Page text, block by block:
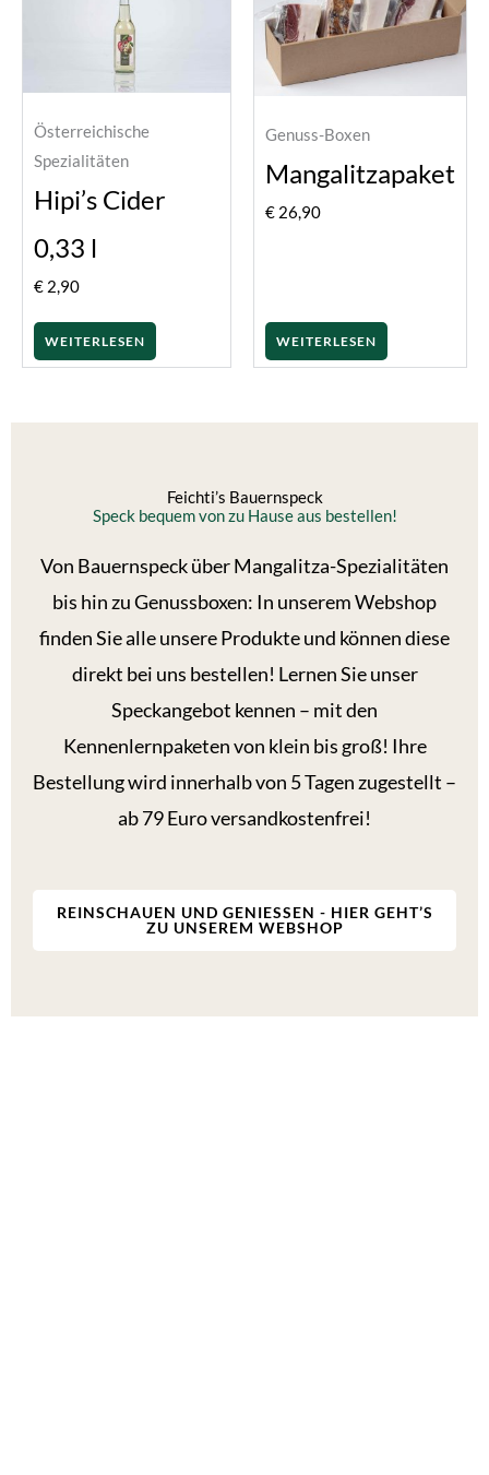
Österreichische
Spezialitäten
Hipi’s Cider
0,33 l
€ 2,90
WEITERLESEN
Genuss-Boxen
Mangalitzapaket
€ 26,90
WEITERLESEN
Feichti’s Bauernspeck
Speck bequem von zu Hause aus bestellen!
Von Bauernspeck über Mangalitza-Spezialitäten
bis hin zu Genussboxen: In unserem Webshop
finden Sie alle unsere Produkte und können diese
direkt bei uns bestellen! Lernen Sie unser
Speckangebot kennen – mit den
Kennenlernpaketen von klein bis groß! Ihre
Bestellung wird innerhalb von 5 Tagen zugestellt –
ab 79 Euro versandkostenfrei!
REINSCHAUEN UND GENIESSEN - HIER GEHT’S Z
U UNSEREM WEBSHOP